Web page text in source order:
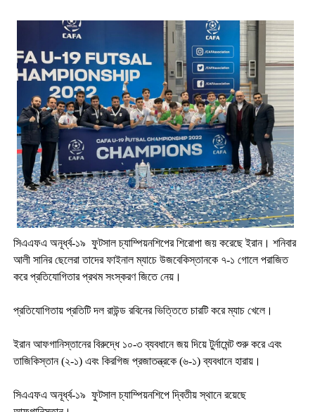
সিএএফএ অনূর্ধ্ব-১৯ ফুটসাল চ্যাম্পিয়নশিপের শিরোপা জয় করেছে ইরান। শনিবার
আলী সানির ছেলেরা তাদের ফাইনাল ম্যাচে উজবেকিস্তানকে ৭-১ গোলে পরাজিত
করে প্রতিযোগিতার প্রথম সংস্করণ জিতে নেয়।
প্রতিযোগিতায় প্রতিটি দল রাউন্ড রবিনের ভিত্তিতে চারটি করে ম্যাচ খেলে।
ইরান আফগানিস্তানের বিরুদ্ধে ১০-৩ ব্যবধানে জয় দিয়ে টুর্নামেন্ট শুরু করে এবং
তাজিকিস্তান (২-১) এবং কিরগিজ প্রজাতন্ত্রকে (৬-১) ব্যবধানে হারায়।
সিএএফএ অনূর্ধ্ব-১৯ ফুটসাল চ্যাম্পিয়নশিপে দ্বিতীয় স্থানে রয়েছে